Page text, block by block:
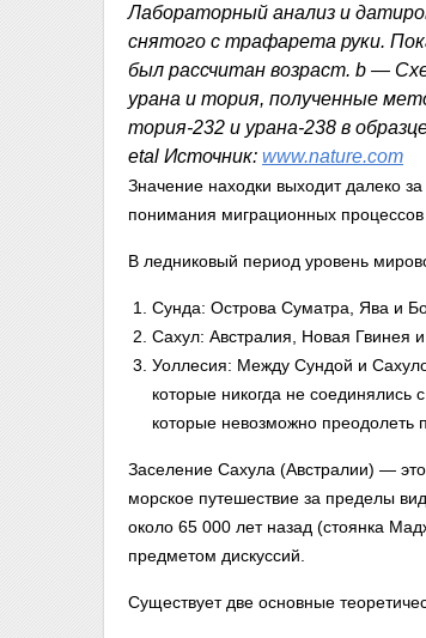
Лабораторный анализ и
снятого с трафарета руки.
был рассчитан возраст. b —
урана и тория, полученные
тория-232 и урана-238 в
etal Источник: www.nature.com
Значение находки выходит далеко
понимания миграционных процессов
В ледниковый период уровень
Сунда: Острова Суматра, Ява и
Сахул: Австралия, Новая Гвинея
Уоллесия: Между Сундой и
которые никогда не
которые невозможно
Заселение Сахула (Австралии) —
морское путешествие за пределы
около 65 000 лет назад (стоянка
предметом дискуссий.
Существует две основные